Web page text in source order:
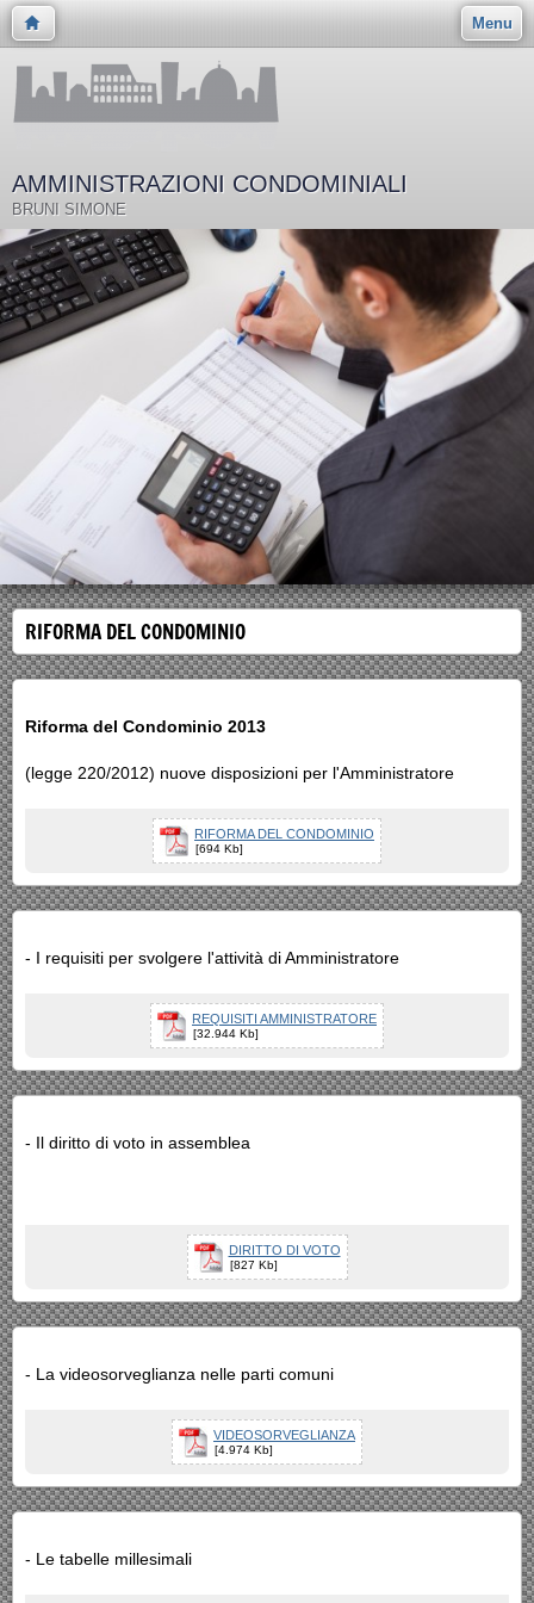
Menu
AMMINISTRAZIONI CONDOMINIALI
BRUNI SIMONE
RIFORMA DEL CONDOMINIO
Riforma del Condominio 2013
(legge 220/2012) nuove disposizioni per l'Amministratore
RIFORMA DEL CONDOMINIO
[694 Kb]
- I requisiti per svolgere l'attività di Amministratore
REQUISITI AMMINISTRATORE
[32.944 Kb]
- Il diritto di voto in assemblea
DIRITTO DI VOTO
[827 Kb]
- La videosorveglianza nelle parti comuni
VIDEOSORVEGLIANZA
[4.974 Kb]
- Le tabelle millesimali